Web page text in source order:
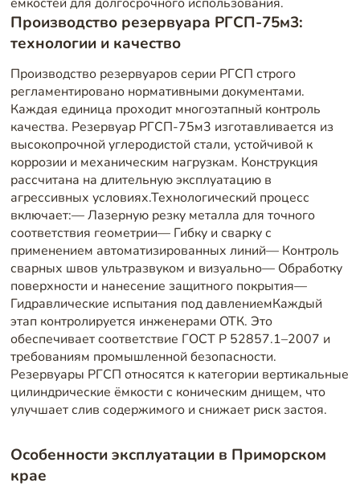
Производство резервуара РГСП-75м3:
технологии и качество
Производство резервуаров серии РГСП строго
регламентировано нормативными документами.
Каждая единица проходит многоэтапный контроль
качества. Резервуар РГСП-75м3 изготавливается из
высокопрочной углеродистой стали, устойчивой к
коррозии и механическим нагрузкам. Конструкция
рассчитана на длительную эксплуатацию в
агрессивных условиях.Технологический процесс
включает:— Лазерную резку металла для точного
соответствия геометрии— Гибку и сварку с
применением автоматизированных линий— Контроль
сварных швов ультразвуком и визуально— Обработку
поверхности и нанесение защитного покрытия—
Гидравлические испытания под давлениемКаждый
этап контролируется инженерами ОТК. Это
обеспечивает соответствие ГОСТ Р 52857.1–2007 и
требованиям промышленной безопасности.
Резервуары РГСП относятся к категории вертикальные
цилиндрические ёмкости с коническим днищем, что
улучшает слив содержимого и снижает риск застоя.
Особенности эксплуатации в Приморском
крае